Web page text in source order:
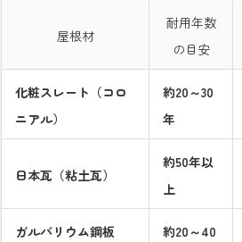
屋根材
耐用年数
の目安
化粧スレート（コロ
ニアル）
約20～30
年
日本瓦（粘土瓦）
約50年以
上
ガルバリウム鋼板 約20～40